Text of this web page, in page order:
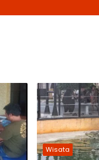
Wisata